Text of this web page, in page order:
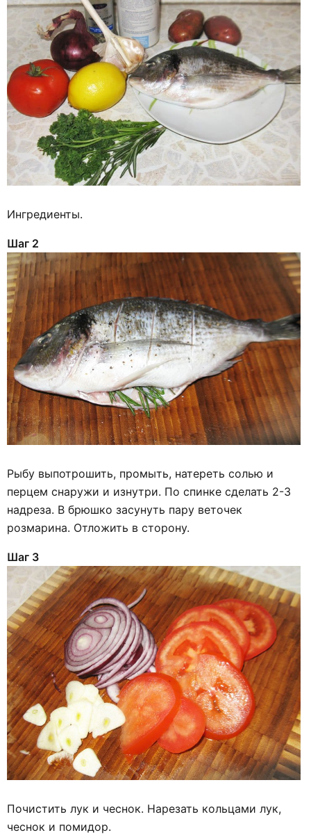
Ингредиенты.
Шаг 2
Рыбу выпотрошить, промыть, натереть солью и
перцем снаружи и изнутри. По спинке сделать 2-3
надреза. В брюшко засунуть пару веточек
розмарина. Отложить в сторону.
Шаг 3
Почистить лук и чеснок. Нарезать кольцами лук,
чеснок и помидор.